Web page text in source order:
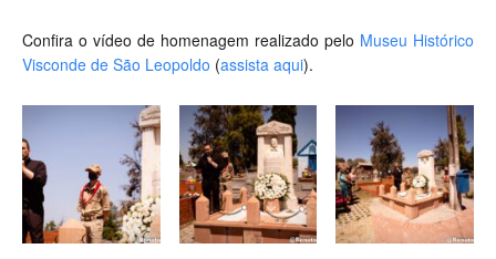
Confira o vídeo de homenagem realizado pelo Museu Histórico
Visconde de São Leopoldo (assista aqui).